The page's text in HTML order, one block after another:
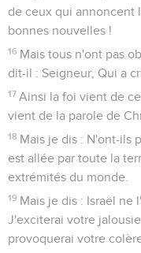
de ceux qui annoncent
bonnes nouvelles !
16 Mais tous n'ont pas
dit-il : Seigneur, Qui a
17 Ainsi la foi vient de
vient de la parole de
18 Mais je dis : N'ont-ils
est allée par toute la
extrémités du monde.
19 Mais je dis : Israël ne
J'exciterai votre
provoquerai votre